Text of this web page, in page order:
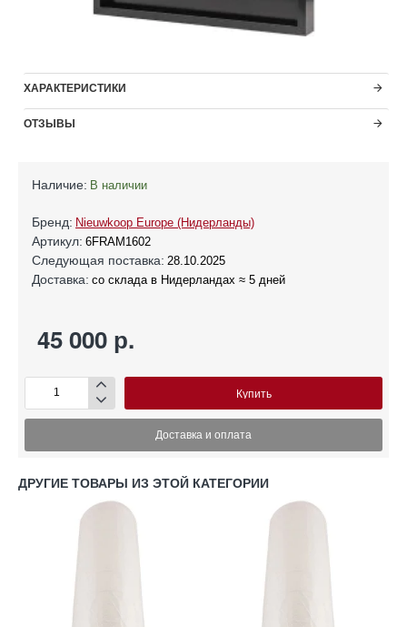
ХАРАКТЕРИСТИКИ
ОТЗЫВЫ
Наличие: В наличии
Бренд: Nieuwkoop Europe (Нидерланды)
Артикул: 6FRAM1602
Следующая поставка: 28.10.2025
Доставка: со склада в Нидерландах ≈ 5 дней
45 000 р.
Купить
Доставка и оплата
ДРУГИЕ ТОВАРЫ ИЗ ЭТОЙ КАТЕГОРИИ